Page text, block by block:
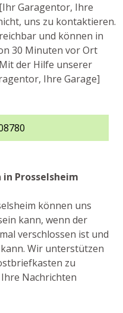
Garagentor, Ihre
uns zu kontaktieren.
und können in
30 Minuten vor Ort
der Hilfe unserer
Ihre Garage]
Prosselsheim
können uns
kann, wenn der
verschlossen ist und
Wir unterstützen
zu
Nachrichten